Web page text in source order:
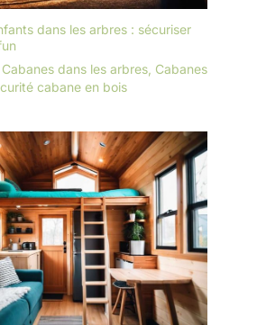
dans les arbres : sécuriser
Cabanes dans les arbres Cabanes
cabane en bois